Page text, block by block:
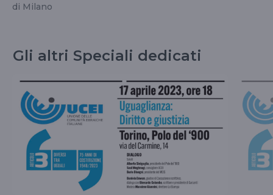
di Milano
Gli altri Speciali dedicati